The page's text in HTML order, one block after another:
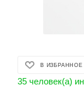
В ИЗБРАННОЕ
35 человек(а)